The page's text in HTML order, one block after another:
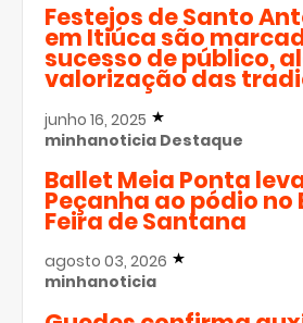
Festejos de Santo
em Itiúca são
sucesso de público,
valorização das
junho 16, 2025
minhanoticia Destaque
Ballet Meia Ponta
Peçanha ao pódio no
Feira de Santana
agosto 03, 2026
minhanoticia